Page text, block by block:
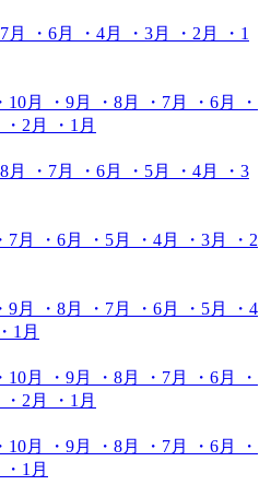
月 ・6月 ・4月 ・3月 ・2月
・1
・10月 ・9月 ・8月 ・7月 ・6月
・
・2月
・1月
月 ・7月 ・6月 ・5月 ・4月
・3
・7月 ・6月 ・5月 ・4月 ・3月
・2
・9月 ・8月 ・7月 ・6月 ・5月
・4
・1月
・10月 ・9月 ・8月 ・7月 ・6月
・
・2月
・1月
・10月 ・9月 ・8月 ・7月 ・6月
・
・1月